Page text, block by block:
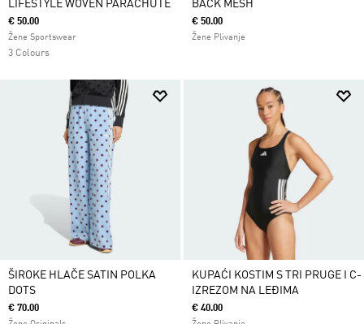
LIFESTYLE WOVEN PARACHUTE
€ 50.00
Žene Sportswear
3 Colours
BACK MESH
€ 50.00
Žene Plivanje
ŠIROKE HLAČE SATIN POLKA
DOTS
€ 70.00
KUPAĆI KOSTIM S TRI PRUGE I C-
IZREZOM NA LEĐIMA
€ 40.00